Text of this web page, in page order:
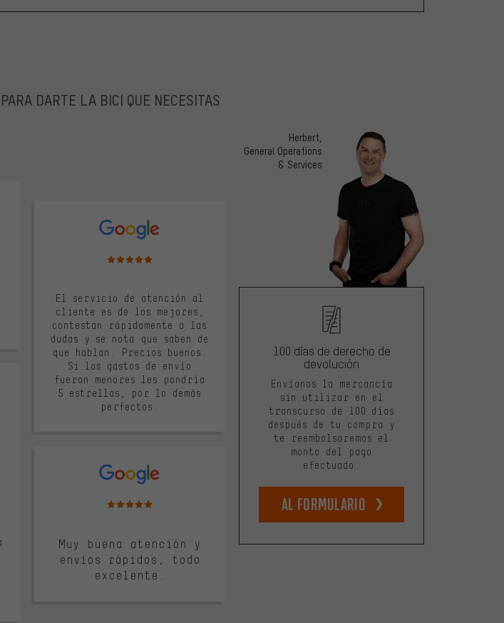
DARTE LA BICI QUE NECESITAS
Valoración media: 5 de 5
El servicio de atención al
cliente es de los mejores,
contestan rápidamente a las
dudas y se nota que saben de
que hablan. Precios buenos.
Si los gastos de envío
fueran menores les pondría
5 estrellas, por lo demás
perfectos.
Valoración media: 5 de 5
Muy buena atención y
envíos rápidos, todo
excelente.
Herbert,
General Operations
& Services
100 días de derecho de
devolución
Envíanos la mercancía
sin utilizar en el
transcurso de 100 días
después de tu compra y
te reembolsaremos el
monto del pago
efectuado.
Al formulario